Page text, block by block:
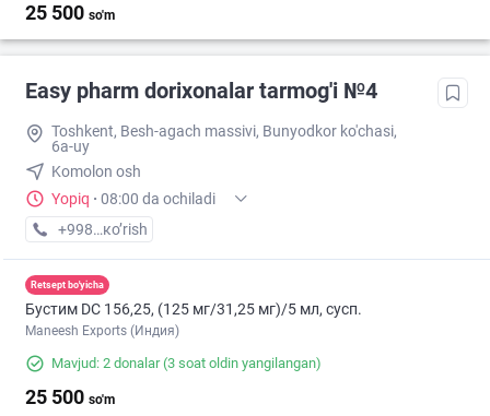
25 500 so'm
Easy pharm dorixonalar tarmog'i №4
Toshkent, Besh-agach massivi, Bunyodkor ko'chasi,
6a-uy
Komolon osh
Yopiq · 08:00 da ochiladi
+998 (71) XXX-XX-XX
кo’rish
Retsept bo'yicha
Бустим DС 156,25, (125 мг/31,25 мг)/5 мл, сусп.
Maneesh Exports (Индия)
Mavjud: 2 donalar(3 soat oldin yangilangan)
25 500 so'm